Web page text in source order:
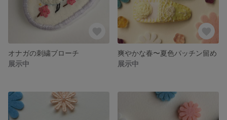
オナガの刺繍ブローチ
展示中
爽やかな春〜夏色パッチン留め
展示中